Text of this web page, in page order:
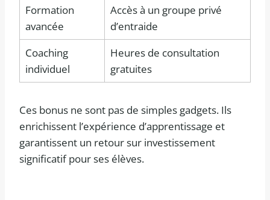
Formation
avancée
Accès à un groupe privé
d’entraide
Coaching
individuel
Heures de consultation
gratuites
Ces bonus ne sont pas de simples gadgets. Ils
enrichissent l’expérience d’apprentissage et
garantissent un retour sur investissement
significatif pour ses élèves.